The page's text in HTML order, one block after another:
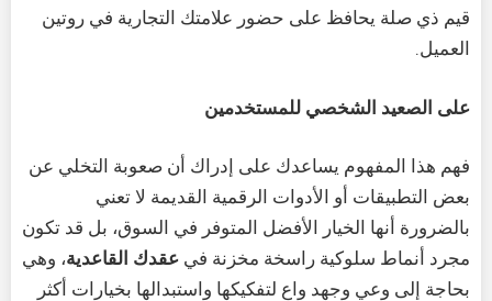
قيم ذي صلة يحافظ على حضور علامتك التجارية في روتين
العميل.
على الصعيد الشخصي للمستخدمين
فهم هذا المفهوم يساعدك على إدراك أن صعوبة التخلي عن
بعض التطبيقات أو الأدوات الرقمية القديمة لا تعني
بالضرورة أنها الخيار الأفضل المتوفر في السوق، بل قد تكون
مجرد أنماط سلوكية راسخة مخزنة في عقدك القاعدية، وهي
بحاجة إلى وعي وجهد واعٍ لتفكيكها واستبدالها بخيارات أكثر